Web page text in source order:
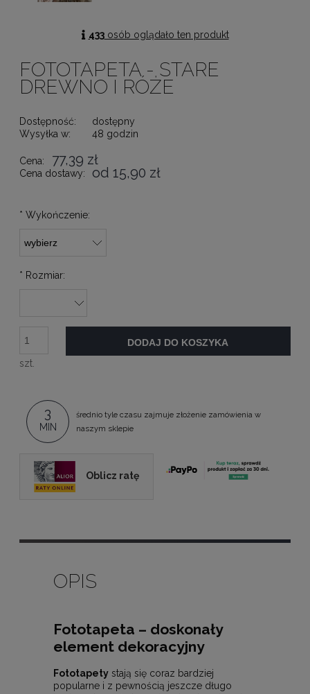
433osób oglądało ten produkt
FOTOTAPETA - STARE
DREWNO I RÓŻE
Dostępność:
dostępny
Wysyłka w:
48 godzin
Cena: 77,39 zł
Cena dostawy: od 15,90 zł
* Wykończenie:
* Rozmiar:
szt.
DODAJ DO KOSZYKA
3
MIN
średnio tyle czasu zajmuje złożenie zamówienia w
naszym sklepie
Oblicz ratę
OPIS
Fototapeta – doskonały
element dekoracyjny
Fototapety stają się coraz bardziej
popularne i z pewnością jeszcze długo